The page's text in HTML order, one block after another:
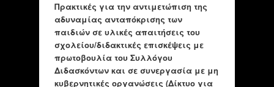
Πρακτικές για την αντιμετώπιση της
αδυναμίας ανταπόκρισης των
παιδιών σε υλικές απαιτήσεις του
σχολείου/διδακτικές επισκέψεις με
πρωτοβουλία του Συλλόγου
Διδασκόντων και σε συνεργασία με μη
κυβερνητικές οργανώσεις (Δίκτυο για